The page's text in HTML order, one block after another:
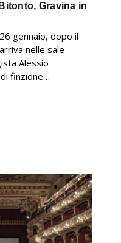
Gravina in
gennaio, dopo il
nelle sale
Alessio
finzione…